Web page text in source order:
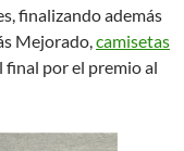
finalizando además
Mejorado,camisetas
final por el premio al